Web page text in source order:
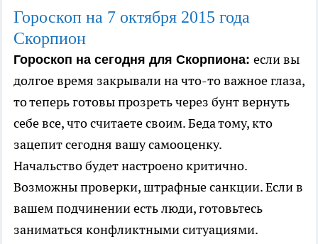
Гороскоп на 7 октября 2015 года
Скорпион
Гороскоп на сегодня для Скорпиона: если вы
долгое время закрывали на что-то важное глаза,
то теперь готовы прозреть через бунт вернуть
себе все, что считаете своим. Беда тому, кто
зацепит сегодня вашу самооценку.
Начальство будет настроено критично.
Возможны проверки, штрафные санкции. Если в
вашем подчинении есть люди, готовьтесь
заниматься конфликтными ситуациями.